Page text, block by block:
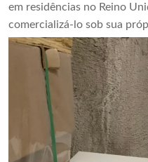
em residências no Reino
comercializá-lo sob sua